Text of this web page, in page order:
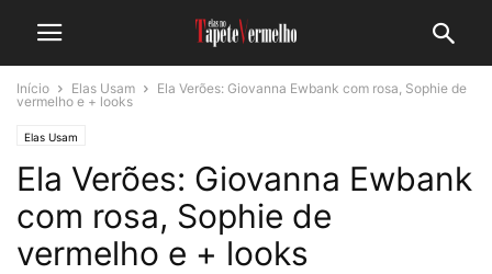
Início Elas Usam
Ela Verões: Giovanna Ewbank com rosa, Sophie de
vermelho e + looks
Elas Usam
Ela Verões: Giovanna Ewbank
com rosa, Sophie de
vermelho e + looks